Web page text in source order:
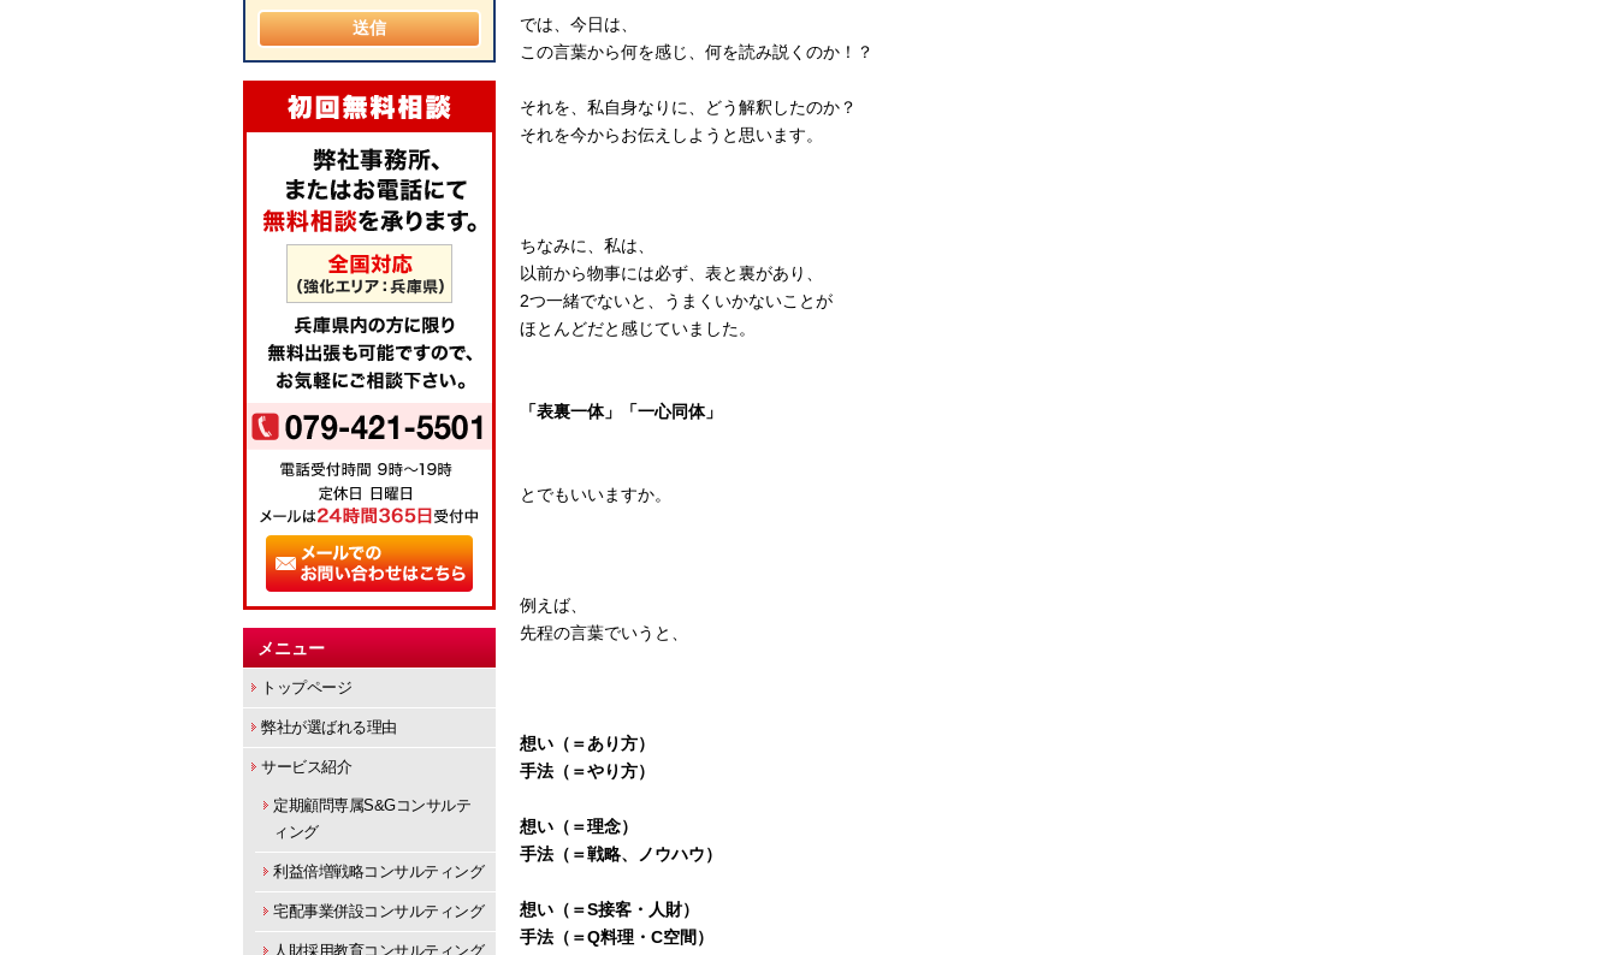
では、今日は、
この言葉から何を感じ、何を読み説くのか！？
それを、私自身なりに、どう解釈したのか？
それを今からお伝えしようと思います。
ちなみに、私は、
以前から物事には必ず、表と裏があり、
2つ一緒でないと、うまくいかないことが
ほとんどだと感じていました。
「表裏一体」「一心同体」
とでもいいますか。
例えば、
先程の言葉でいうと、
想い（＝あり方）
手法（＝やり方）
想い（＝理念）
手法（＝戦略、ノウハウ）
想い（＝S接客・人財）
手法（＝Q料理・C空間）
メニュー
トップページ
弊社が選ばれる理由
サービス紹介
定期顧問専属S&Gコンサルテ
ィング
利益倍増戦略コンサルティング
宅配事業併設コンサルティング
人財採用教育コンサルティング